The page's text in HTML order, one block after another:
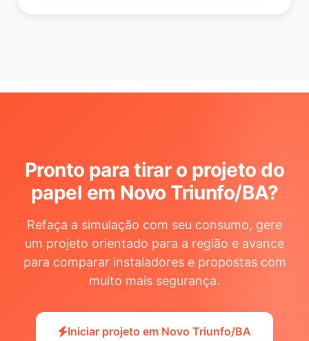
Pronto para tirar o projeto do
papel em Novo Triunfo/BA?
Refaça a simulação com seu consumo, gere
um projeto orientado para a região e avance
para comparar instaladores e propostas com
muito mais segurança.
Iniciar projeto em Novo Triunfo/BA